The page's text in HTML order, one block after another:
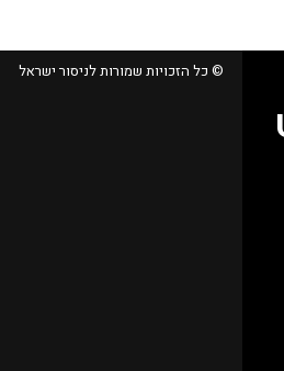
© כל הזכויות שמורות לניסור ישראל